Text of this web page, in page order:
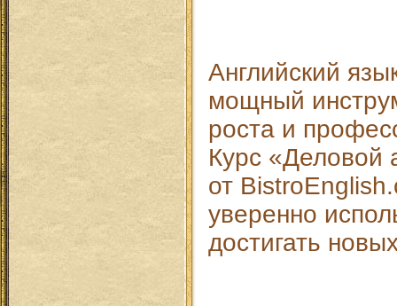
Английский
мощный
роста и
Курс «Деловой
от
уверенно
достигать